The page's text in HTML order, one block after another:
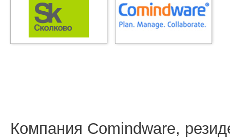
Компания Comindware,